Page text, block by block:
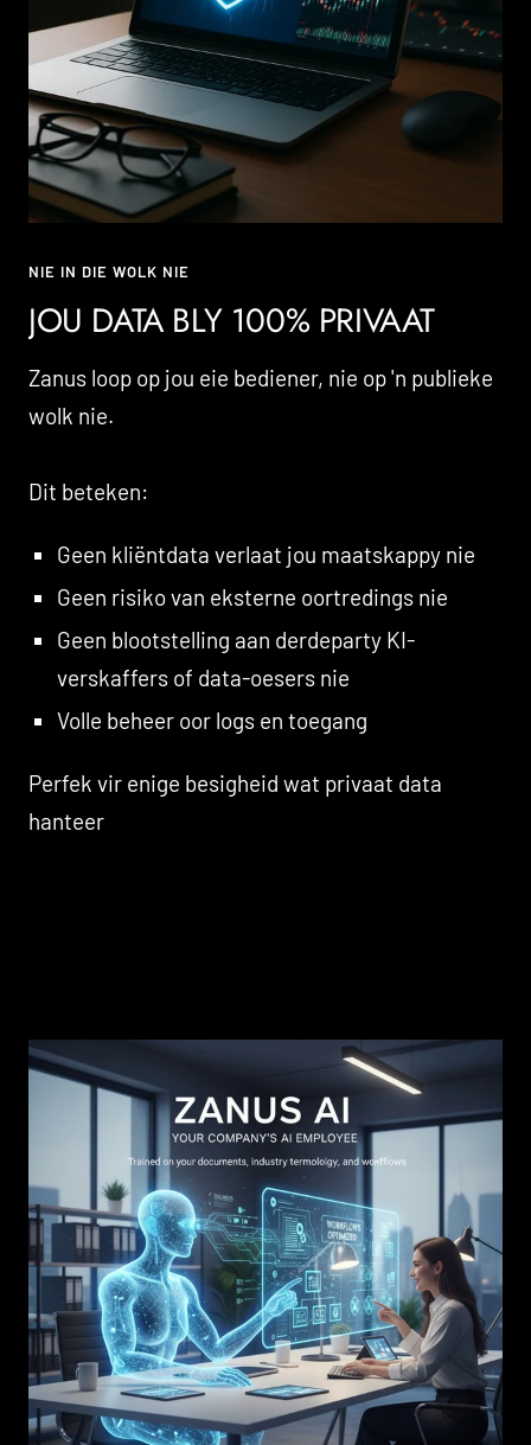
NIE IN DIE WOLK NIE
JOU DATA BLY 100% PRIVAAT
Zanus loop op jou eie bediener, nie op 'n publieke
wolk nie.
Dit beteken:
Geen kliëntdata verlaat jou maatskappy nie
Geen risiko van eksterne oortredings nie
Geen blootstelling aan derdeparty KI-
verskaffers of data-oesers nie
Volle beheer oor logs en toegang
Perfek vir enige besigheid wat privaat data
hanteer